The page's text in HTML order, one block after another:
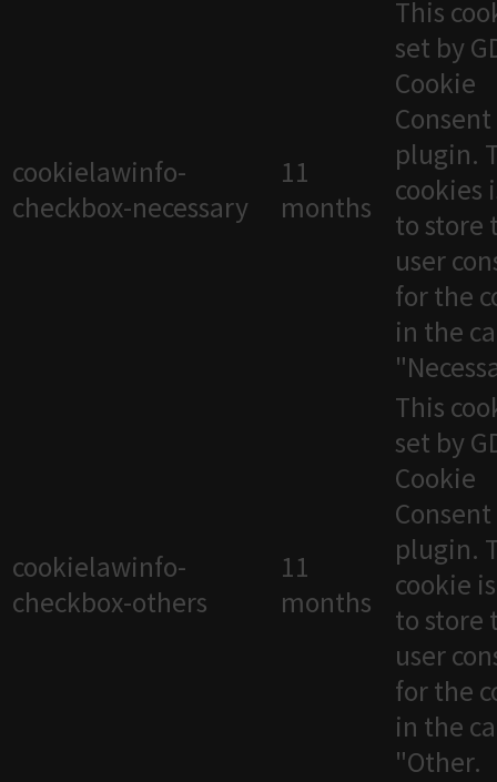
cookielawinfo-
checkbox-necessary
11
months
This
set by
Cookie
Consent
plugin.
cookies
to store
user
for the
in the
cookielawinfo-
checkbox-others
11
months
This
set by
Cookie
Consent
plugin.
cookie
to store
user
for the
in the
"Other.